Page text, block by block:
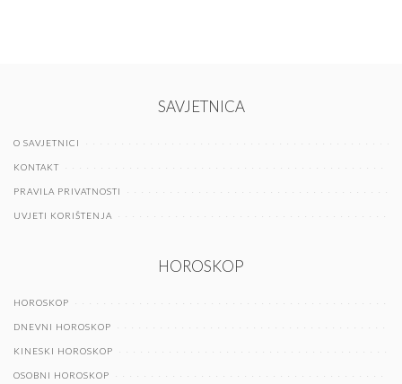
SAVJETNICA
O SAVJETNICI
KONTAKT
PRAVILA PRIVATNOSTI
UVJETI KORIŠTENJA
HOROSKOP
HOROSKOP
DNEVNI HOROSKOP
KINESKI HOROSKOP
OSOBNI HOROSKOP